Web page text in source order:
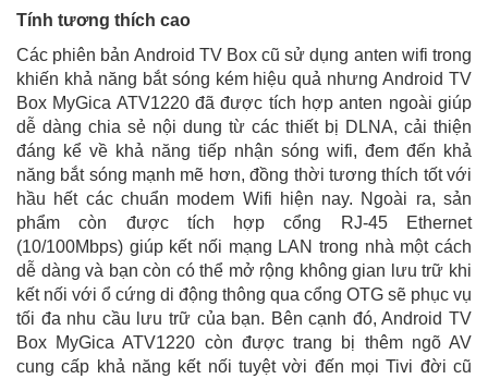
Tính tương thích cao
Các phiên bản Android TV Box cũ sử dụng anten wifi trong
khiến khả năng bắt sóng kém hiệu quả nhưng Android TV
Box MyGica ATV1220 đã được tích hợp anten ngoài giúp
dễ dàng chia sẻ nội dung từ các thiết bị DLNA, cải thiện
đáng kể về khả năng tiếp nhận sóng wifi, đem đến khả
năng bắt sóng mạnh mẽ hơn, đồng thời tương thích tốt với
hầu hết các chuẩn modem Wifi hiện nay. Ngoài ra, sản
phẩm còn được tích hợp cổng RJ-45 Ethernet
(10/100Mbps) giúp kết nối mạng LAN trong nhà một cách
dễ dàng và bạn còn có thể mở rộng không gian lưu trữ khi
kết nối với ổ cứng di động thông qua cổng OTG sẽ phục vụ
tối đa nhu cầu lưu trữ của bạn. Bên cạnh đó, Android TV
Box MyGica ATV1220 còn được trang bị thêm ngõ AV
cung cấp khả năng kết nối tuyệt vời đến mọi Tivi đời cũ